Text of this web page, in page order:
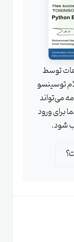
توسط
توسینسو
می‌تواند
برای ورود
شود.